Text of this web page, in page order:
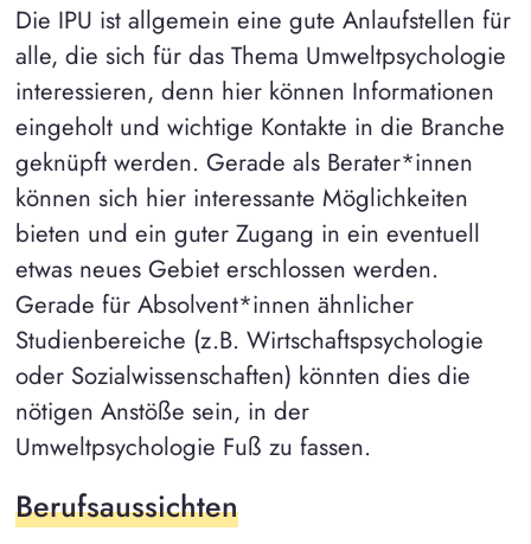
Die IPU ist allgemein eine gute Anlaufstellen für
alle, die sich für das Thema Umweltpsychologie
interessieren, denn hier können Informationen
eingeholt und wichtige Kontakte in die Branche
geknüpft werden. Gerade als Berater*innen
können sich hier interessante Möglichkeiten
bieten und ein guter Zugang in ein eventuell
etwas neues Gebiet erschlossen werden.
Gerade für Absolvent*innen ähnlicher
Studienbereiche (z.B. Wirtschaftspsychologie
oder Sozialwissenschaften) könnten dies die
nötigen Anstöße sein, in der
Umweltpsychologie Fuß zu fassen.
Berufsaussichten